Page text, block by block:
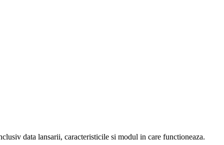
data lansarii, caracteristicile si modul in care functioneaza.